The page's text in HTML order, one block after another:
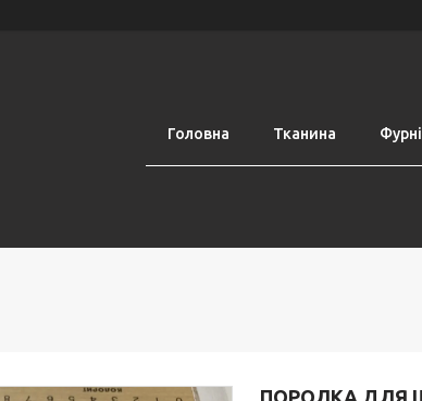
Головна Тканина
ПОРОЛКА ДЛЯ